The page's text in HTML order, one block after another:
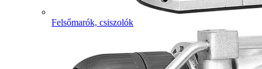
Felsőmarók, csiszolók